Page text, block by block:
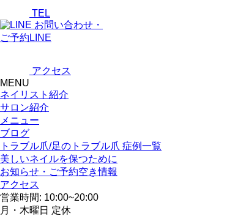
TEL
お問い合わせ・
ご予約LINE
アクセス
MENU
ネイリスト紹介
サロン紹介
メニュー
ブログ
トラブル爪/足のトラブル爪 症例一覧
美しいネイルを保つために
お知らせ・ご予約空き情報
アクセス
営業時間: 10:00~20:00
月・木曜日 定休